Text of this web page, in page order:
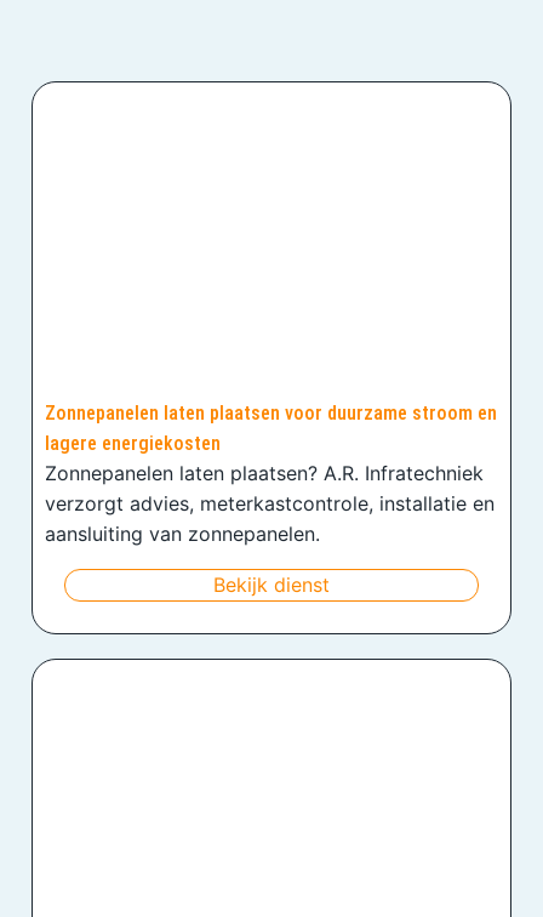
Zonnepanelen laten plaatsen voor duurzame stroom en
lagere energiekosten
Zonnepanelen laten plaatsen? A.R. Infratechniek
verzorgt advies, meterkastcontrole, installatie en
aansluiting van zonnepanelen.
Bekijk dienst